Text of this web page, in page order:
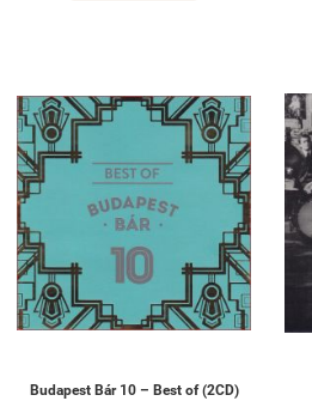
Budapest Bár 10 – Best of (2CD)